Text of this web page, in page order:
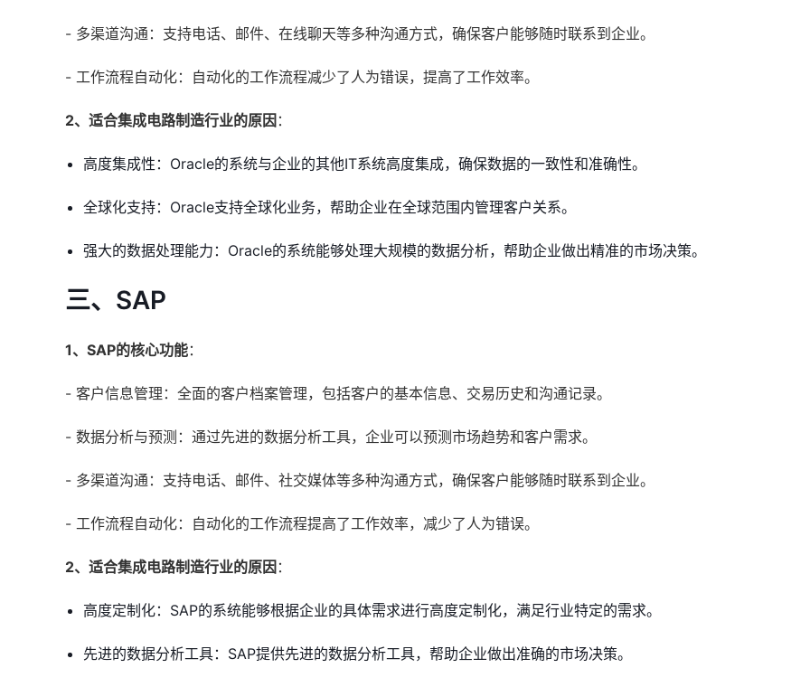
- 多渠道沟通：支持电话、邮件、在线聊天等多种沟通方式，确保客户能够随时联系到企业。
- 工作流程自动化：自动化的工作流程减少了人为错误，提高了工作效率。
2、适合集成电路制造行业的原因 ：
高度集成性：Oracle的系统与企业的其他IT系统高度集成，确保数据的一致性和准确性。
全球化支持：Oracle支持全球化业务，帮助企业在全球范围内管理客户关系。
强大的数据处理能力：Oracle的系统能够处理大规模的数据分析，帮助企业做出精准的市场决策。
三、SAP
1、SAP的核心功能：
- 客户信息管理：全面的客户档案管理，包括客户的基本信息、交易历史和沟通记录。
- 数据分析与预测：通过先进的数据分析工具，企业可以预测市场趋势和客户需求。
- 多渠道沟通：支持电话、邮件、社交媒体等多种沟通方式，确保客户能够随时联系到企业。
- 工作流程自动化：自动化的工作流程提高了工作效率，减少了人为错误。
2、适合集成电路制造行业的原因 ：
高度定制化：SAP的系统能够根据企业的具体需求进行高度定制化，满足行业特定的需求。
先进的数据分析工具：SAP提供先进的数据分析工具，帮助企业做出准确的市场决策。